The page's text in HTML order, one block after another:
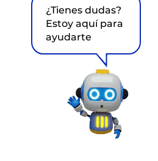
¿Tienes dudas?
Estoy aquí para
ayudarte